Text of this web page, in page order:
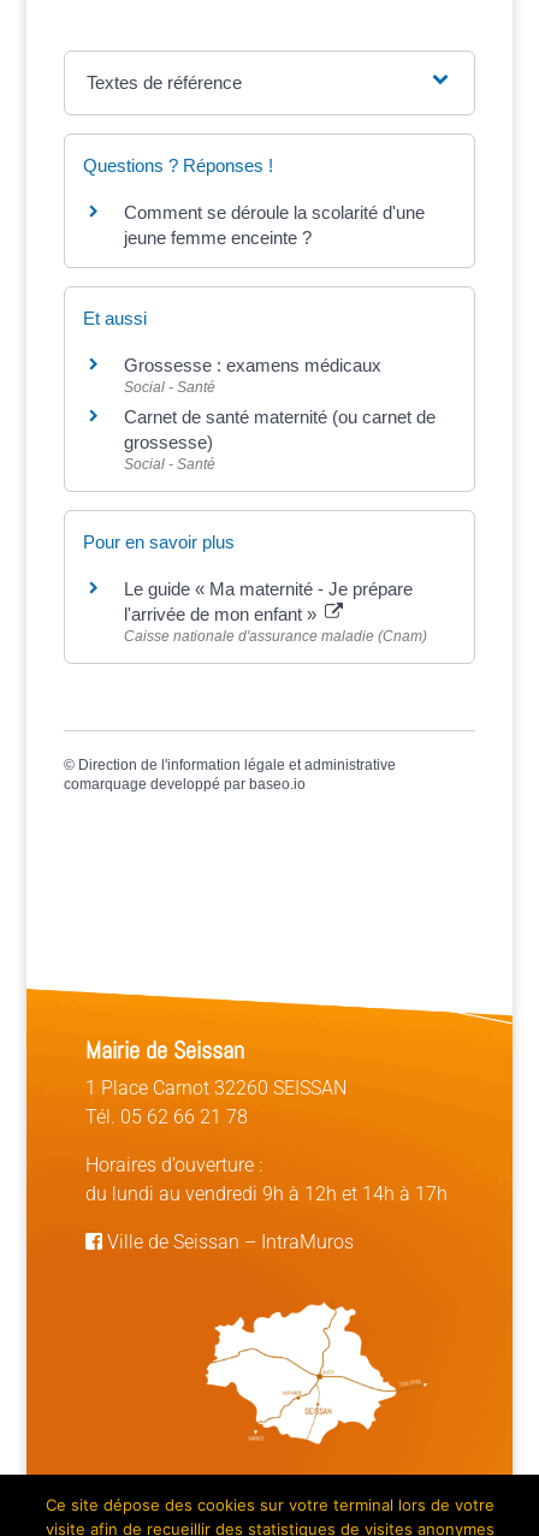
Textes de référence
Questions ? Réponses !
Comment se déroule la scolarité d'une
jeune femme enceinte ?
Et aussi
Grossesse : examens médicaux
Social - Santé
Carnet de santé maternité (ou carnet de
grossesse)
Social - Santé
Pour en savoir plus
Le guide « Ma maternité - Je prépare
l'arrivée de mon enfant »
Caisse nationale d'assurance maladie (Cnam)
© Direction de l'information légale et administrative
comarquage developpé par baseo.io
Mairie de Seissan
1 Place Carnot 32260 SEISSAN
Tél. 05 62 66 21 78
Horaires d’ouverture :
du lundi au vendredi 9h à 12h et 14h à 17h
Ville de Seissan – IntraMuros
Mentions légales | Crédits |Plan du site
Ce site dépose des cookies sur votre terminal lors de votre
visite afin de recueillir des statistiques de visites anonymes